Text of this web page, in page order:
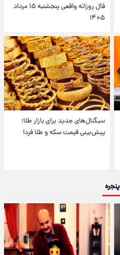
فال روزانه واقعی پنجشنبه ۱۵ مرداد
۱۴۰۵
سیگنال‌های جدید برای بازار طلا؛
پیش‌بینی قیمت سکه و طلا فردا
پنجره